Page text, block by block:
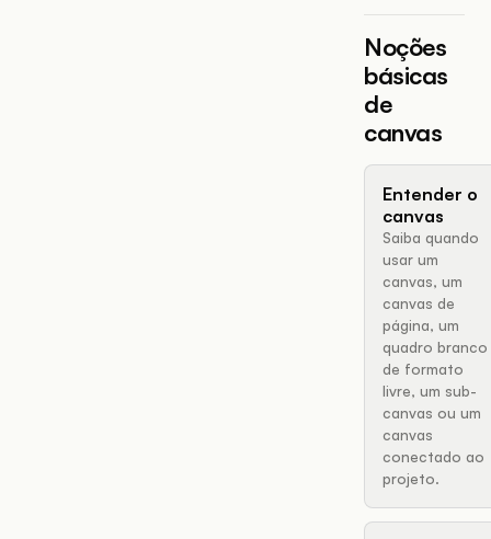
Noções
básicas
de
canvas
Entender o
canvas
Saiba quando
usar um
canvas, um
canvas de
página, um
quadro branco
de formato
livre, um sub-
canvas ou um
canvas
conectado ao
projeto.